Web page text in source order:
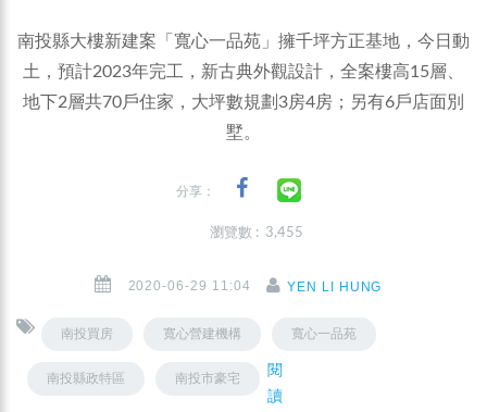
南投縣大樓新建案「寬心一品苑」擁千坪方正基地，今日動
土，預計2023年完工，新古典外觀設計，全案樓高15層、
地下2層共70戶住家，大坪數規劃3房4房；另有6戶店面別
墅。
分享：
瀏覽數 : 3,455
2020-06-29 11:04 YEN LI HUNG
南投買房 寬心營建機構 寬心一品苑
南投縣政特區 南投市豪宅
閱
讀